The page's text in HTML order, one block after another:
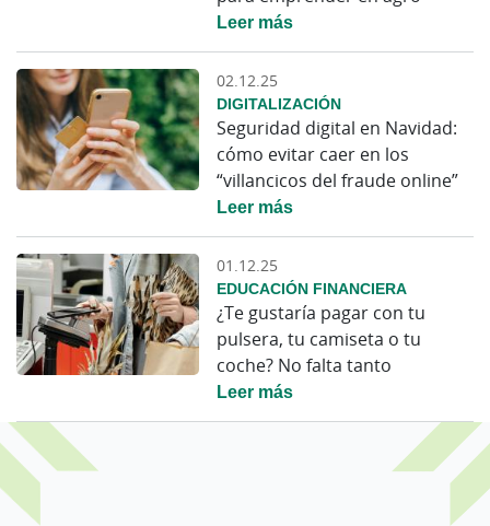
Leer más
02.12.25
DIGITALIZACIÓN
Seguridad digital en Navidad:
cómo evitar caer en los
“villancicos del fraude online”
Leer más
01.12.25
EDUCACIÓN FINANCIERA
¿Te gustaría pagar con tu
pulsera, tu camiseta o tu
coche? No falta tanto
Leer más